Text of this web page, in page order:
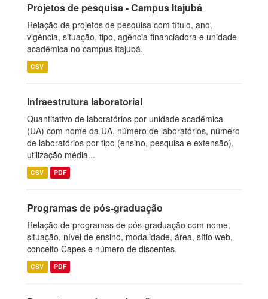
Projetos de pesquisa - Campus Itajubá
Relação de projetos de pesquisa com título, ano,
vigência, situação, tipo, agência financiadora e unidade
acadêmica no campus Itajubá.
CSV
Infraestrutura laboratorial
Quantitativo de laboratórios por unidade acadêmica
(UA) com nome da UA, número de laboratórios, número
de laboratórios por tipo (ensino, pesquisa e extensão),
utilização média...
CSV PDF
Programas de pós-graduação
Relação de programas de pós-graduação com nome,
situação, nível de ensino, modalidade, área, sítio web,
conceito Capes e número de discentes.
CSV PDF